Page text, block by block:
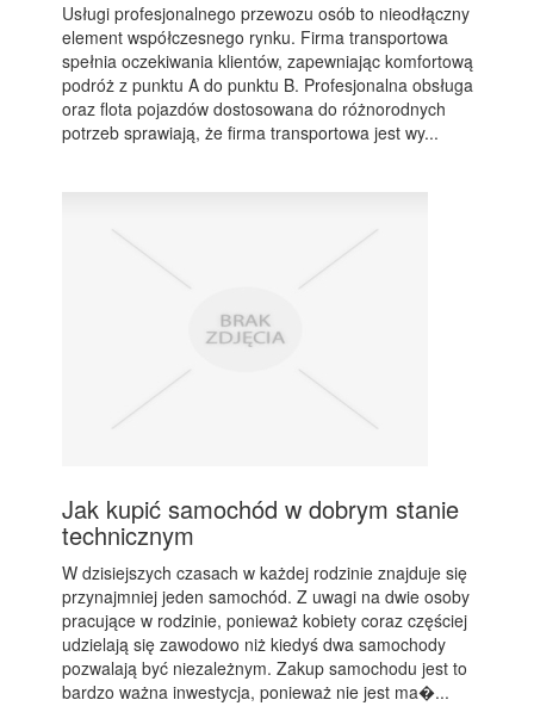
Usługi profesjonalnego przewozu osób to nieodłączny
element współczesnego rynku. Firma transportowa
spełnia oczekiwania klientów, zapewniając komfortową
podróż z punktu A do punktu B. Profesjonalna obsługa
oraz flota pojazdów dostosowana do różnorodnych
potrzeb sprawiają, że firma transportowa jest wy...
Jak kupić samochód w dobrym stanie
technicznym
W dzisiejszych czasach w każdej rodzinie znajduje się
przynajmniej jeden samochód. Z uwagi na dwie osoby
pracujące w rodzinie, ponieważ kobiety coraz częściej
udzielają się zawodowo niż kiedyś dwa samochody
pozwalają być niezależnym. Zakup samochodu jest to
bardzo ważna inwestycja, ponieważ nie jest ma�...